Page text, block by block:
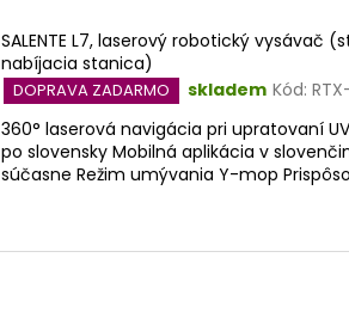
SALENTE L7, laserový robotický vysávač
nabíjacia stanica)
DOPRAVA ZADARMO skladem Kód:
360° laserová navigácia pri upratovaní
po slovensky Mobilná aplikácia v
súčasne Režim umývania Y-mop